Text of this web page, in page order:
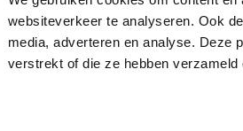
websiteverkeer te analyseren. Ook
media, adverteren en analyse. Deze
verstrekt of die ze hebben
Nee